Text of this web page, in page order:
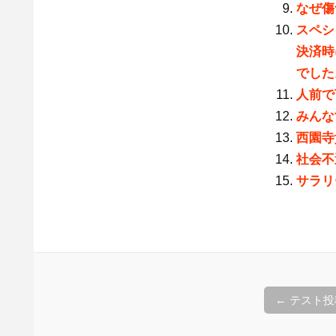
なぜ
スペ
決済
でした
人前
みん
西園
社会
サラ
← テスト投